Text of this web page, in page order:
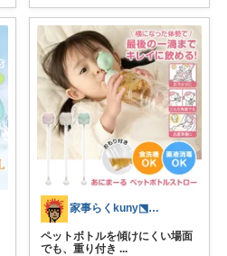
家事らくkuny⬔／キッチン雑貨ROOM
ペットボトルを傾けにくい場面
でも、重り付き ...